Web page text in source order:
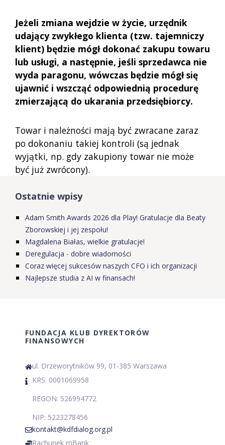
Jeżeli zmiana wejdzie w życie, urzędnik
udający zwykłego klienta (tzw. tajemniczy
klient) będzie mógł dokonać zakupu towaru
lub usługi, a następnie, jeśli sprzedawca nie
wyda paragonu, wówczas będzie mógł się
ujawnić i wszcząć odpowiednią procedurę
zmierzającą do ukarania przedsiębiorcy.
Towar i należności mają być zwracane zaraz
po dokonaniu takiej kontroli (są jednak
wyjątki, np. gdy zakupiony towar nie może
być już zwrócony).
Ostatnie wpisy
Adam Smith Awards 2026 dla Play! Gratulacje dla Beaty
Zborowskiej i jej zespołu!
Magdalena Białas, wielkie gratulacje!
Deregulacja - dobre wiadomości
Coraz więcej sukcesów naszych CFO i ich organizacji
Najlepsze studia z AI w finansach!
FUNDACJA KLUB DYREKTORÓW
FINANSOWYCH
ul. Drzeworytników 99, 01-385 Warszawa
KRS: 0001069958
REGON: 526994772
NIP: 5223278456
kontakt@kdfdialog.org.pl
Rachunek mBank